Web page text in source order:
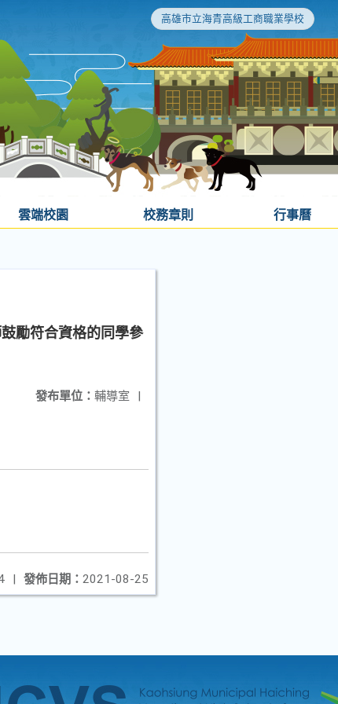
高雄市立海青高級工商職業學校
雲端校園 校務章則 行事曆
勵符合資格的同學參
發布單位： 輔導室 |
發佈日期： 2021-08-25
|